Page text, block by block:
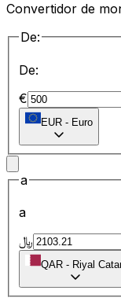
Convertidor de
De:
De:
€
EUR - Euro
a
a
﷼
QAR - Riyal